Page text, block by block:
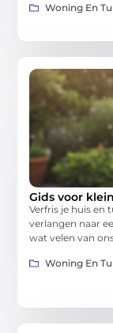
Woning En
Gids voor
Verfris je huis en
verlangen naar
wat velen van
Woning En